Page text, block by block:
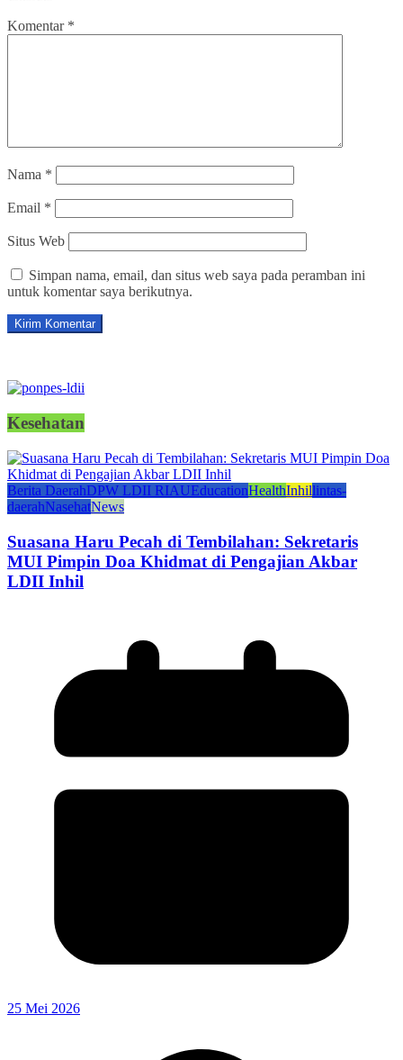
Komentar *
Nama *
Email *
Situs Web
Simpan nama, email, dan situs web saya pada peramban ini
untuk komentar saya berikutnya.
Kesehatan
Berita DaerahDPW LDII RIAUEducationHealthInhillintas-
daerahNasehatNews
Suasana Haru Pecah di Tembilahan: Sekretaris
MUI Pimpin Doa Khidmat di Pengajian Akbar
LDII Inhil
25 Mei 2026